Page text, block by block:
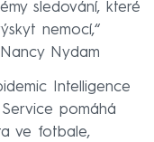
sledování, které
nemocí,“
Nydam
Intelligence
pomáhá
ve fotbale,